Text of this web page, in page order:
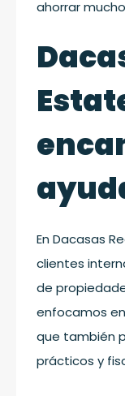
ahorrar
En Dacasas
clientes
de
enfocamos
que también
prácticos y